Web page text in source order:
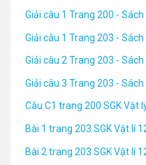
Giải câu 1 Trang 200 -
Giải câu 1 Trang 203 -
Giải câu 2 Trang 203 -
Giải câu 3 Trang 203 -
Câu C1 trang 200 SGK Vật
Bài 1 trang 203 SGK Vật lí
Bài 2 trang 203 SGK Vật lí